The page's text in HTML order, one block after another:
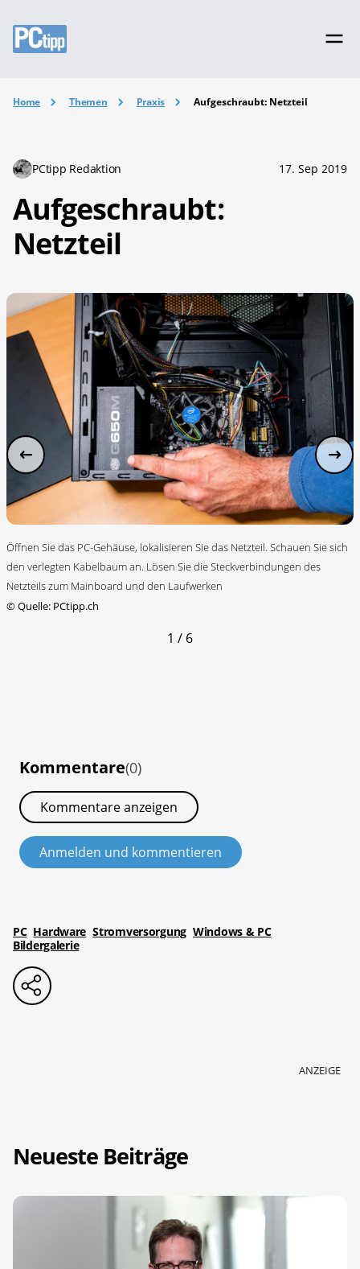
Home Themen Praxis Aufgeschraubt: Netzteil
PCtipp Redaktion 17. Sep 2019
Aufgeschraubt:
Netzteil
Öffnen Sie das PC-Gehäuse, lokalisieren Sie das Netzteil. Schauen Sie sich
den verlegten Kabelbaum an. Lösen Sie die Steckverbindungen des
Netzteils zum Mainboard und den Laufwerken
©Quelle: PCtipp.ch
1 / 6
Kommentare(0)
Kommentare anzeigen
Anmelden und kommentieren
PC Hardware Stromversorgung Windows & PC
Bildergalerie
ANZEIGE
Neueste Beiträge